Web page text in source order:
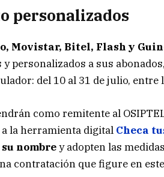
personalizados
Movistar, Bitel, Flash y
personalizados a sus
del 10 al 31 de julio, entre
como remitente al
la herramienta digital Checa
nombrey adopten las
contratación que figure en